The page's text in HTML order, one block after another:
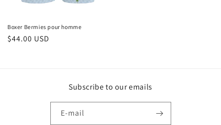
Boxer Bermies pour homme
Prix
$44.00 USD
Subscribe to our emails
E-mail